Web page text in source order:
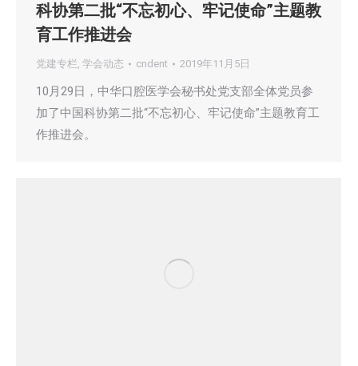
科协第二批“不忘初心、牢记使命”主题教
育工作推进会
党建专栏, 学会动态 cndent 2019年11月5日
10月29日，中华口腔医学会秘书处党支部全体党员参
加了中国科协第二批“不忘初心、牢记使命”主题教育工
作推进会。